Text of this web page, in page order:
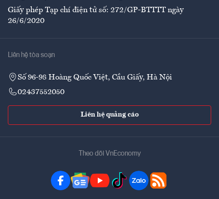
Giấy phép Tạp chí điện tử số: 272/GP-BTTTT ngày
26/6/2020
Liên hệ tòa soạn
Số 96-98 Hoàng Quốc Việt, Cầu Giấy, Hà Nội
02437552050
Liên hệ quảng cáo
Theo dõi VnEconomy